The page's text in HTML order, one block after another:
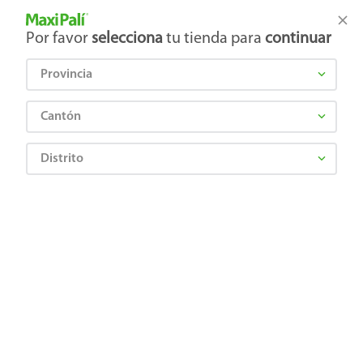
Tienda Maxi Palí
Por favor selecciona tu tienda para continuar
Provincia
Cantón
Distrito